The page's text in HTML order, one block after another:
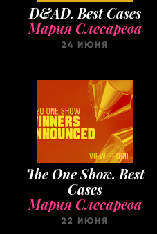
D&AD. Best Cases
Мария Слесарева
24 ИЮНЯ
The One Show. Best
Cases
Мария Слесарева
22 ИЮНЯ